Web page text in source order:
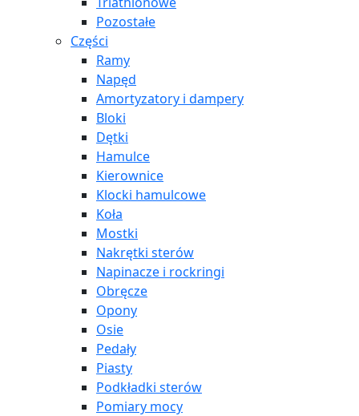
Pozostałe
Części
Ramy
Napęd
Amortyzatory i dampery
Bloki
Dętki
Hamulce
Kierownice
Klocki hamulcowe
Koła
Mostki
Nakrętki sterów
Napinacze i rockringi
Obręcze
Opony
Osie
Pedały
Piasty
Podkładki sterów
Pomiary mocy